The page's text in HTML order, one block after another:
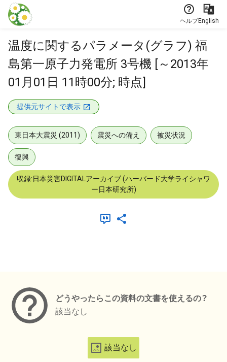
本文に飛ぶ
ヘルプEnglish
温度に関するパラメータ(グラフ) 福
島第一原子力発電所 3号機 [～2013年
01月01日 11時00分; 時点]
提供元サイトで表示
東日本大震災 (2011) 震災への備え 被災状況
復興
収録:日本災害DIGITALアーカイブ (ハーバード大学ライシャワ
ー日本研究所)
どうやったらこの資料の文書を使えるの？
該当なし
該当なし